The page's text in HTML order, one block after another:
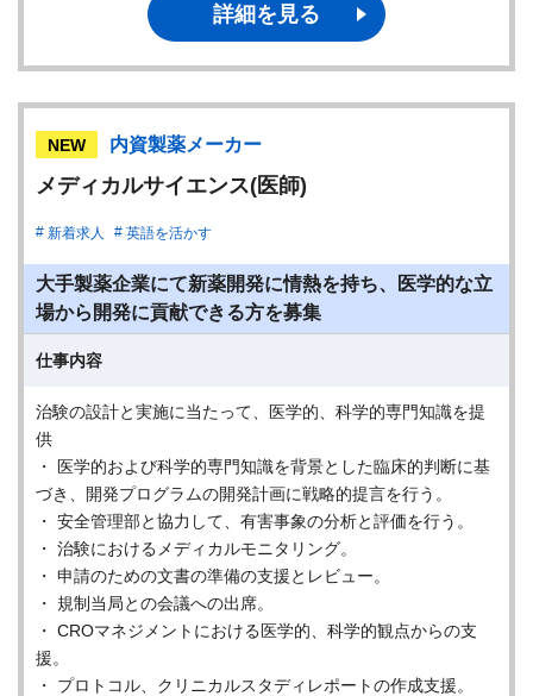
詳細を見る
NEW 内資製薬メーカー
メディカルサイエンス(医師)
新着求人 英語を活かす
大手製薬企業にて新薬開発に情熱を持ち、医学的な立
場から開発に貢献できる方を募集
仕事内容
治験の設計と実施に当たって、医学的、科学的専門知識を提
供
・ 医学的および科学的専門知識を背景とした臨床的判断に基
づき、開発プログラムの開発計画に戦略的提言を行う。
・ 安全管理部と協力して、有害事象の分析と評価を行う。
・ 治験におけるメディカルモニタリング。
・ 申請のための文書の準備の支援とレビュー。
・ 規制当局との会議への出席。
・ CROマネジメントにおける医学的、科学的観点からの支
援。
・ プロトコル、クリニカルスタディレポートの作成支援。